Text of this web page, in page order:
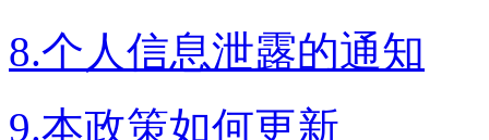
8.个人信息泄露的通知
9.本政策如何更新